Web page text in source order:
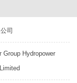
司
Group Hydropower